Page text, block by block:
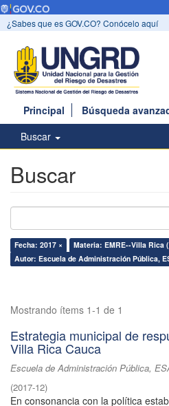
¿Sabes que es GOV.CO? Conócelo aquí
Principal Búsqueda
Buscar
Buscar
Fecha: 2017 ×
Materia: EMRE--Villa Rica
Autor: Escuela de Administración Pública,
Mostrando ítems 1-1 de 1
Estrategia municipal de
Villa Rica Cauca
Escuela de Administración Pública,
(2017-12)
En consonancia con la política